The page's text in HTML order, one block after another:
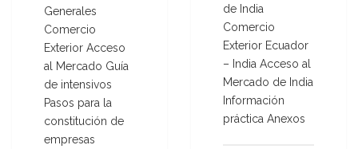
Generales
Comercio
Exterior Acceso
al Mercado Guía
de intensivos
Pasos para la
constitución de
empresas
de India
Comercio
Exterior Ecuador
– India Acceso al
Mercado de India
Información
práctica Anexos